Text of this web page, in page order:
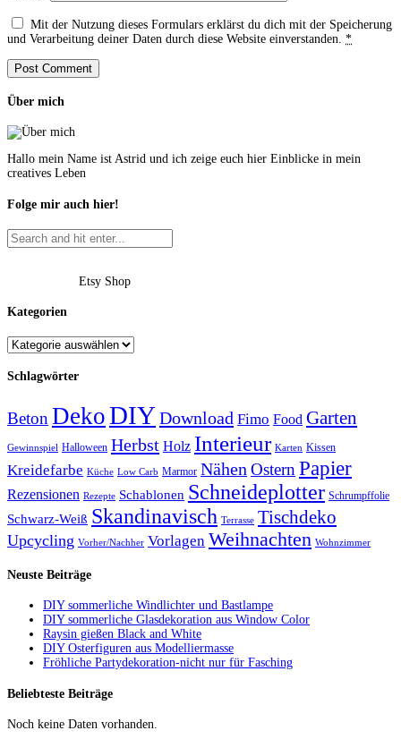
Mit der Nutzung dieses Formulars erklärst du dich mit der Speicherung
und Verarbeitung deiner Daten durch diese Website einverstanden. *
Über mich
Hallo mein Name ist Astrid und ich zeige euch hier Einblicke in mein
creatives Leben
Folge mir auch hier!
Etsy Shop
Kategorien
Schlagwörter
Beton DekoDIYDownload Fimo Food Garten
Gewinnspiel Halloween Herbst Holz Interieur Karten Kissen
Kreidefarbe Küche Low Carb Marmor Nähen Ostern Papier
Rezensionen Rezepte Schablonen Schneideplotter Schrumpffolie
Schwarz-Weiß Skandinavisch Terrasse Tischdeko
Upcycling Vorher/Nachher Vorlagen Weihnachten Wohnzimmer
Neuste Beiträge
DIY sommerliche Windlichter und Bastlampe
DIY sommerliche Glasdekoration aus Window Color
Raysin gießen Black and White
DIY Osterfiguren aus Modelliermasse
Fröhliche Partydekoration-nicht nur für Fasching
Beliebteste Beiträge
Noch keine Daten vorhanden.